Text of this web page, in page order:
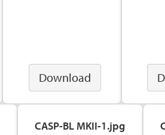
Download
CASP-BL MKII-1.jpg